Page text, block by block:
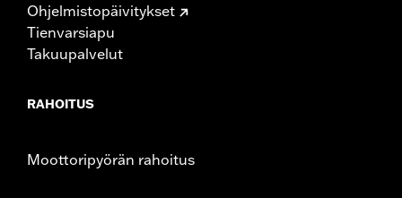
Ohjelmistopäivitykset
Tienvarsiapu
Takuupalvelut
RAHOITUS
Moottoripyörän rahoitus